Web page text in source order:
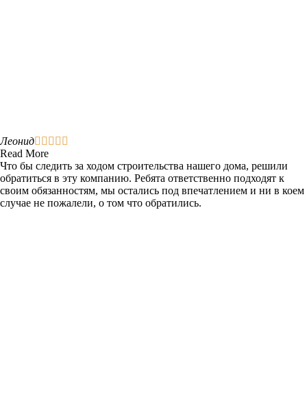
Леонид    
Read More
Что бы следить за ходом строительства нашего дома, решили
обратиться в эту компанию. Ребята ответственно подходят к
своим обязанностям, мы остались под впечатлением и ни в коем
случае не пожалели, о том что обратились.